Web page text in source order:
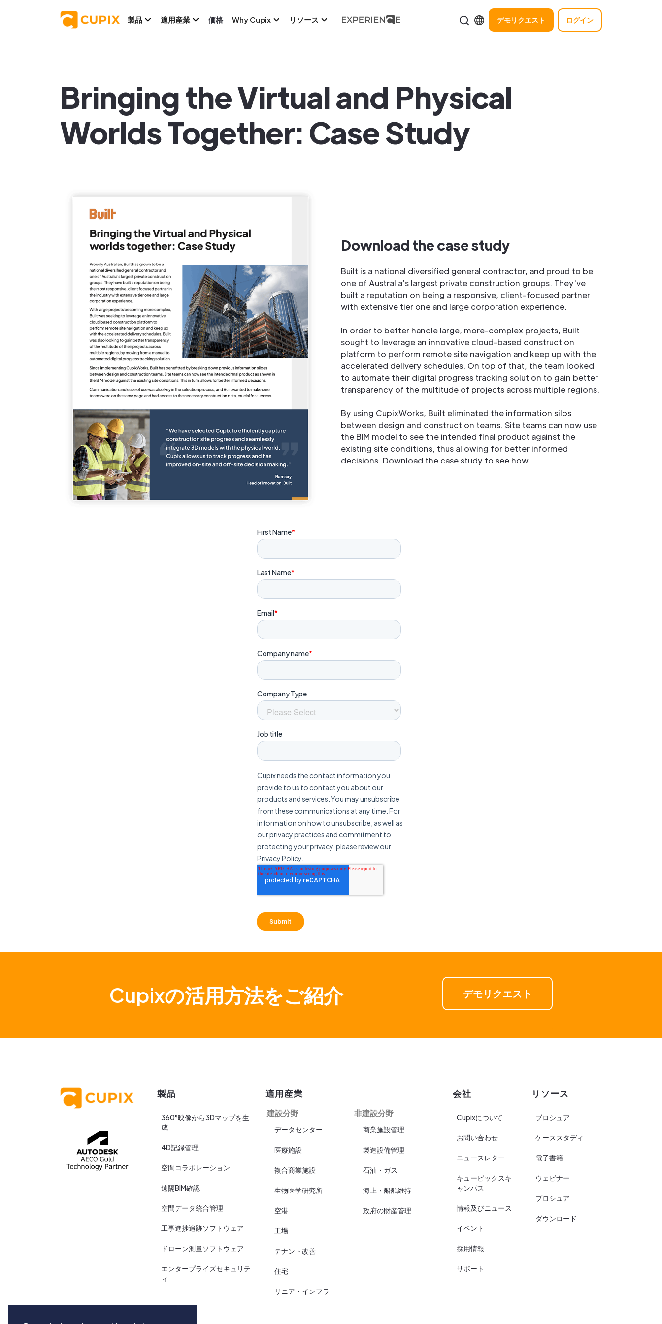
製品 適用産業 価格 Why Cupix リソース デモリクエスト ログイン
Bringing the Virtual and Physical
Worlds Together: Case Study
Download the case study
Built is a national diversified general contractor, and proud to be
one of Australia’s largest private construction groups. They've
built a reputation on being a responsive, client-focused partner
with extensive tier one and large corporation experience.
In order to better handle large, more-complex projects, Built
sought to leverage an innovative cloud-based construction
platform to perform remote site navigation and keep up with the
accelerated delivery schedules. On top of that, the team looked
to automate their digital progress tracking solution to gain better
transparency of the multitude of projects across multiple regions.
By using CupixWorks, Built eliminated the information silos
between design and construction teams. Site teams can now use
the BIM model to see the intended final product against the
existing site conditions, thus allowing for better informed
decisions. Download the case study to see how.
Cupixの活用方法をご紹介 デモリクエスト
製品
360°映像から3Dマップを生
成
4D記録管理
空間コラボレーション
遠隔BIM確認
空間データ統合管理
工事進捗追跡ソフトウェア
ドローン測量ソフトウェア
エンタープライズセキュリテ
ィ
適用産業
建設分野
データセンター
医療施設
複合商業施設
生物医学研究所
空港
工場
テナント改善
住宅
リニア・インフラ
非建設分野
商業施設管理
製造設備管理
石油・ガス
海上・船舶維持
政府の財産管理
会社
Cupixについて
お問い合わせ
ニュースレター
キューピックスキ
ャンパス
情報及びニュース
イベント
採用情報
サポート
リソース
ブロシュア
ケーススタディ
電子書籍
ウェビナー
ブロシュア
ダウンロード